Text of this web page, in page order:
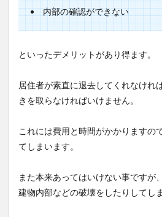
内部の確認ができない
といったデメリットがあり得ます。
居住者が素直に退去してくれなけれ
きを取らなければいけません。
これには費用と時間がかかりますの
てしまいます。
また本来あってはいけない事ですが
建物内部などの破壊をしたりしてし